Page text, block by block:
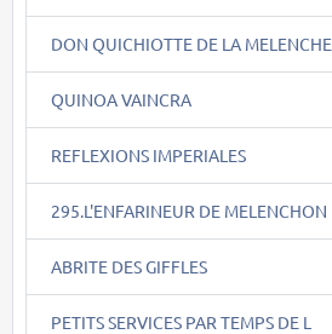
DON QUICHIOTTE DE LA MELENCHE
QUINOA VAINCRA
REFLEXIONS IMPERIALES
295.L'ENFARINEUR DE MELENCHON
ABRITE DES GIFFLES
PETITS SERVICES PAR TEMPS DE L